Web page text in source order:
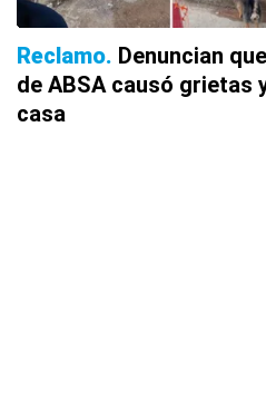
Reclamo Denuncian
de ABSA causó grietas
casa